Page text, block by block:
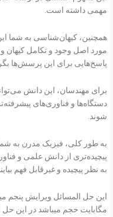
مهمی داشته است.
همچنین، کیهان‌شناسی به شما
مورد اصل وجود و تکامل کیهان و
پاسخ‌هایی برای این پرسش‌ها
برای مهندسان، این دانش
دستگاه‌ها و فناوری‌های
شوند.
به طور کلی، فیزیک مدرن به
پیچیده‌تری از دانش علمی و
به نظر پیچیده و غیرقابل فهم
مگابایت حجم میباشد در این